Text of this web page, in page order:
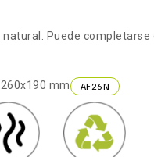
Puede
mm AF26N